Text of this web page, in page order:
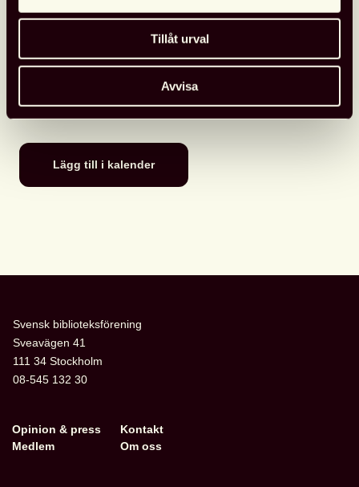
Tillåt urval
Avvisa
Detaljerad information
Svenska Daisykonsortiet
Adress: Norra Latin, Stockholm
: 15-16 november 2018
Lägg till i kalender
Svensk biblioteksförening
Sveavägen 41
111 34 Stockholm
08-545 132 30
Opinion & press
Medlem
Kontakt
Om oss